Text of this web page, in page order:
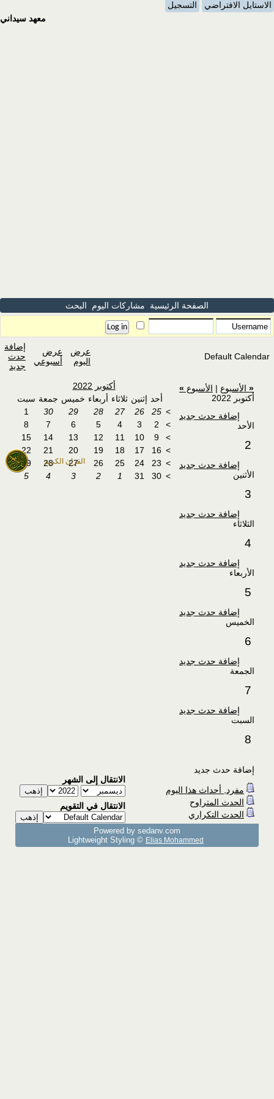
القران الكريم
الاستايل الافتراضي
التسجيل
معهد سيداني
الصفحة الرئيسية مشاركات اليوم البحث
Default Calendar
عرض
اليوم
عرض
أسبوعي
إضافة
حدث
جديد
« الأسبوع | الأسبوع »
أكتوبر 2022
إضافة حدث جديد
الأحد
2
إضافة حدث جديد
الأثنين
3
إضافة حدث جديد
الثلاثاء
4
إضافة حدث جديد
الأربعاء
5
إضافة حدث جديد
الخميس
6
إضافة حدث جديد
الجمعة
7
إضافة حدث جديد
السبت
8
أكتوبر 2022
أحد إثنين ثلاثاء أربعاء خميس جمعة سبت
>
25
26
27
28
29
30
1
>
2
3
4
5
6
7
8
>
9
10
11
12
13
14
15
>
16
17
18
19
20
21
22
>
23
24
25
26
27
28
29
>
30
31
1
2
3
4
5
إضافة حدث جديد
مفرد, أحداث هذا اليوم
الحدث المتراوح
الحدث التكراري
الانتقال إلى الشهر
الانتقال في التقويم
Powered by sedany.com
Lightweight Styling © Elias Mohammed